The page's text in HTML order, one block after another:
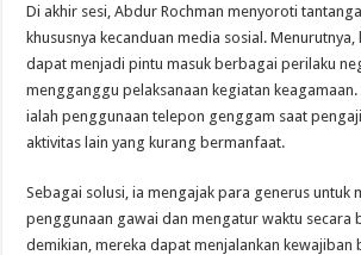
Di akhir sesi, Abdur Rochman menyoroti
khususnya kecanduan media sosial.
dapat menjadi pintu masuk berbagai perilaku
mengganggu pelaksanaan kegiatan keagamaan.
ialah penggunaan telepon genggam saat
aktivitas lain yang kurang bermanfaat.
Sebagai solusi, ia mengajak para generus untuk
penggunaan gawai dan mengatur waktu secara
demikian, mereka dapat menjalankan kewajiban